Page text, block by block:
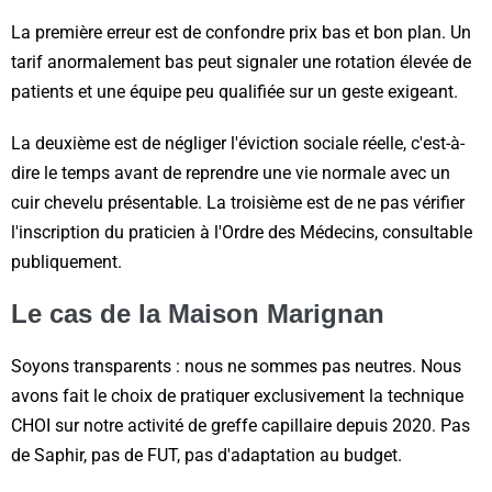
La première erreur est de confondre prix bas et bon plan. Un
tarif anormalement bas peut signaler une rotation élevée de
patients et une équipe peu qualifiée sur un geste exigeant.
La deuxième est de négliger l'éviction sociale réelle, c'est-à-
dire le temps avant de reprendre une vie normale avec un
cuir chevelu présentable. La troisième est de ne pas vérifier
l'inscription du praticien à l'Ordre des Médecins, consultable
publiquement.
Le cas de la Maison Marignan
Soyons transparents : nous ne sommes pas neutres. Nous
avons fait le choix de pratiquer exclusivement la technique
CHOI sur notre activité de greffe capillaire depuis 2020. Pas
de Saphir, pas de FUT, pas d'adaptation au budget.